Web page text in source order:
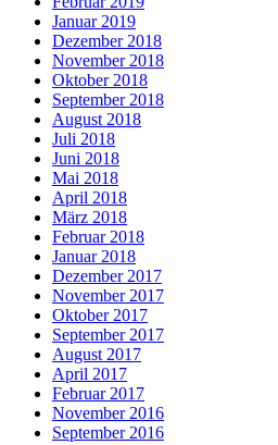
Januar 2019
Dezember 2018
November 2018
Oktober 2018
September 2018
August 2018
Juli 2018
Juni 2018
Mai 2018
April 2018
März 2018
Februar 2018
Januar 2018
Dezember 2017
November 2017
Oktober 2017
September 2017
August 2017
April 2017
Februar 2017
November 2016
September 2016